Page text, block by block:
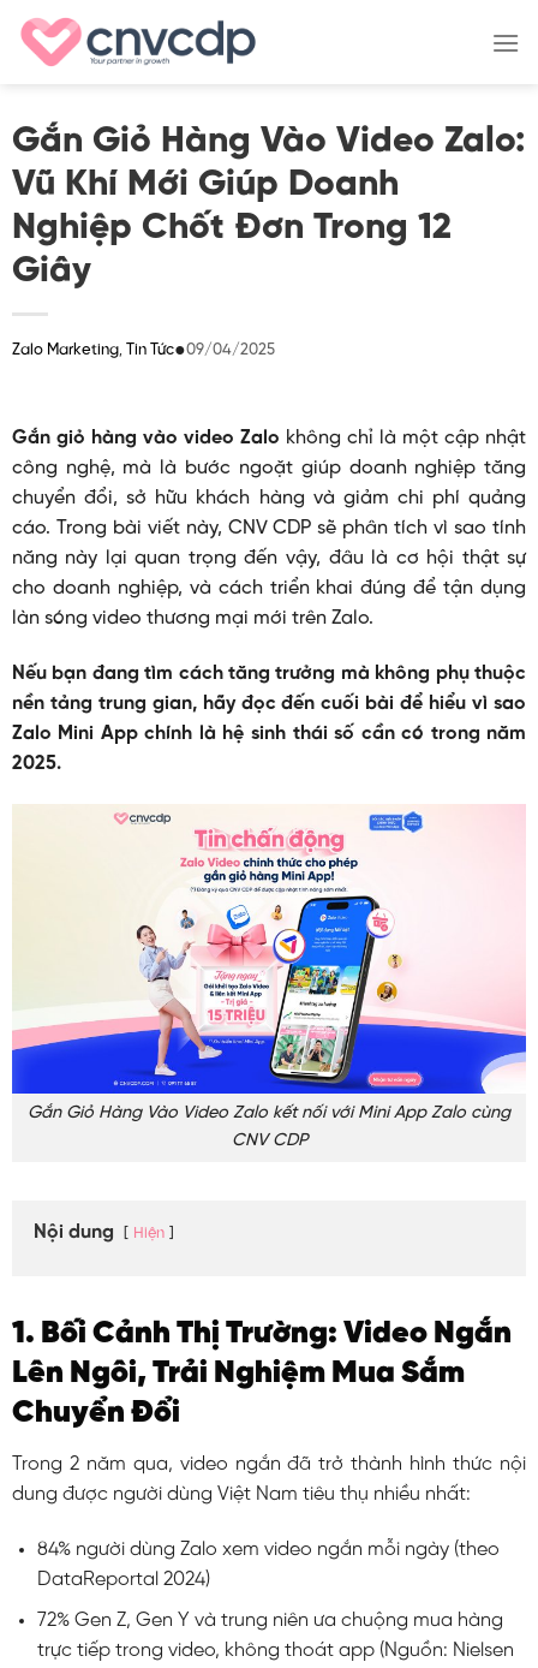
Skip
Gắn Giỏ Hàng Vào Video Zalo:
Vũ Khí Mới Giúp Doanh
Nghiệp Chốt Đơn Trong 12
Giây
Zalo Marketing, Tin Tức●09/04/2025
Gắn giỏ hàng vào video Zalo không chỉ là một cập nhật
công nghệ, mà là bước ngoặt giúp doanh nghiệp tăng
chuyển đổi, sở hữu khách hàng và giảm chi phí quảng
cáo. Trong bài viết này, CNV CDP sẽ phân tích vì sao tính
năng này lại quan trọng đến vậy, đâu là cơ hội thật sự
cho doanh nghiệp, và cách triển khai đúng để tận dụng
làn sóng video thương mại mới trên Zalo.
Nếu bạn đang tìm cách tăng trưởng mà không phụ thuộc
nền tảng trung gian, hãy đọc đến cuối bài để hiểu vì sao
Zalo Mini App chính là hệ sinh thái số cần có trong năm
2025.
Gắn Giỏ Hàng Vào Video Zalo kết nối với Mini App Zalo cùng
CNV CDP
Nội dung Hiện
1. Bối Cảnh Thị Trường: Video Ngắn
Lên Ngôi, Trải Nghiệm Mua Sắm
Chuyển Đổi
Trong 2 năm qua, video ngắn đã trở thành hình thức nội
dung được người dùng Việt Nam tiêu thụ nhiều nhất:
84% người dùng Zalo xem video ngắn mỗi ngày (theo
DataReportal 2024)
72% Gen Z, Gen Y và trung niên ưa chuộng mua hàng
trực tiếp trong video, không thoát app (Nguồn: Nielsen